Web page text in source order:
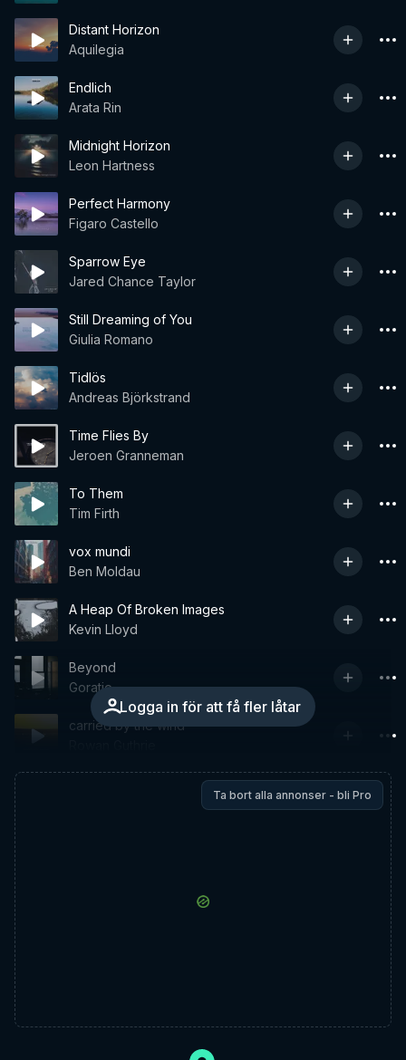
Distant Horizon
Aquilegia
Endlich
Arata Rin
Midnight Horizon
Leon Hartness
Perfect Harmony
Figaro Castello
Sparrow Eye
Jared Chance Taylor
Still Dreaming of You
Giulia Romano
Tidlös
Andreas Björkstrand
Time Flies By
Jeroen Granneman
To Them
Tim Firth
vox mundi
Ben Moldau
A Heap Of Broken Images
Kevin Lloyd
Logga in för att få fler låtar
Beyond
Goratie
carried by the wind
Ta bort alla annonser - bli Pro